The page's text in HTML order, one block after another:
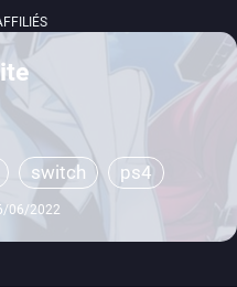
switch ps4
06/2022